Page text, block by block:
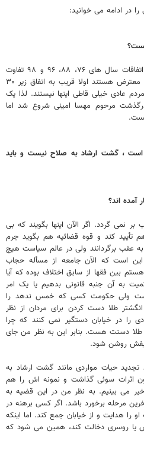
در ادامه می خوانید:
به نظر می رسد اتفاقی که افتاده با اتفاقات سال های ۷۶، ۸۸، ۹۶ و ۹۸ تفاوت
های جدی دارد. یعنی کسانی که الآن معترض هستند اولا قریب به اتفاق زیر ۳۰
هستند و مردم عادی خیلی قاطی اینها نیستند. لذا یک
مرحوم مهسا امینی شروع شد اما
است ، گشت ارشاد به صلاح نیست و باید
آمده اند؟
گردد. اگر الآن اینها بگویند که بی
کند و قوه قضائیه هم بگوید جرم
برگردانند ولی در عالم سیاست هیچ
است که الآن جامعه از مسأله حجاب
بین فقها از سابق اختلاف بوده که آیا
به آن جنبه قانونی بدهیم یا یک امر
ولی حکومت کسی که خمس ندهد را
طلا دست کردن برای مردان از نظر
را در خیابان دستگیر نمی کنند که چرا
طلا دستت هست. بنابر این به نظر من جای
روشن شود.
حیات مواردی مانند گشت ارشاد به
اثرات سوئی گذاشت و نمونه اش را هم
در تحولات ۴۰، ۵۰ روز اخیر می بینیم. به نظر من در این قضیه به
مرحله برخورد باشد. اگر کسی برهنه در
را هدایت و از خیابان جمع کند. اما اینکه
یا روسری دخالت کند، همین می شود که